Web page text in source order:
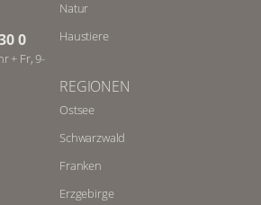
0
+ Fr, 9-
Natur
Haustiere
REGIONEN
Ostsee
Schwarzwald
Franken
Erzgebirge